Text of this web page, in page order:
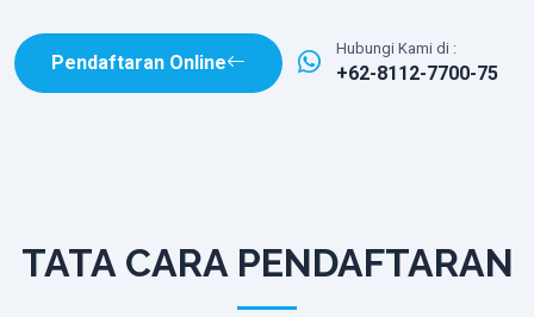
Pendaftaran Online
Hubungi Kami di :
+62-8112-7700-75
TATA CARA PENDAFTARAN